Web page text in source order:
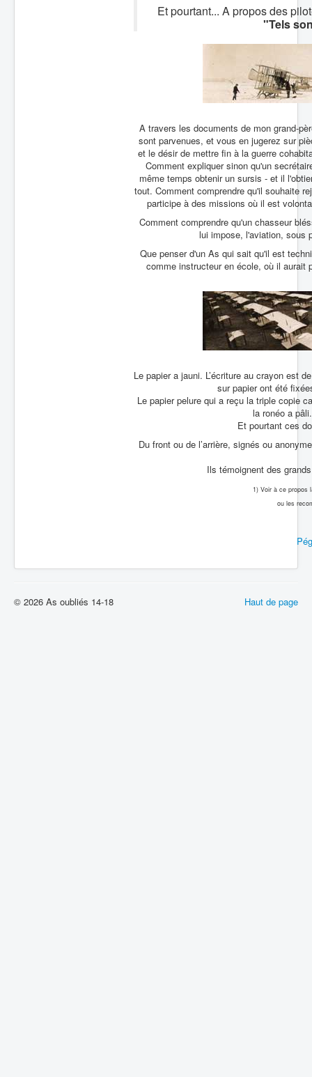
Et pourtant... A propos des
"Tels
A travers les documents de mon grand-
sont parvenues, et vous en jugerez sur
et le désir de mettre fin à la guerre
Comment expliquer sinon qu'un
même temps obtenir un sursis - et il
tout. Comment comprendre qu'il souhaite
participe à des missions où il est
Comment comprendre qu'un chasseur
lui impose, l'aviation, sous
Que penser d'un As qui sait qu'il est
comme instructeur en école, où il aurait
Le papier a jauni. L’écriture au crayon est
sur papier ont été
Le papier pelure qui a reçu la triple copie
la ronéo a
Et pourtant ces
Du front ou de l’arrière, signés ou
Ils témoignent des
1) Voir à ce propos
ou les
Haut de page
© 2026 As oubliés 14-18